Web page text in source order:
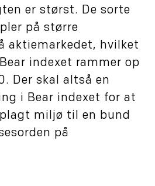
er størst. De sorte
på større
aktiemarkedet, hvilket
indexet rammer op
Der skal altså en
i Bear indexet for at
miljø til en bund
på